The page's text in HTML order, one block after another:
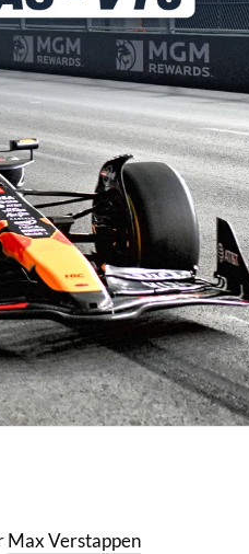
Max Verstappen